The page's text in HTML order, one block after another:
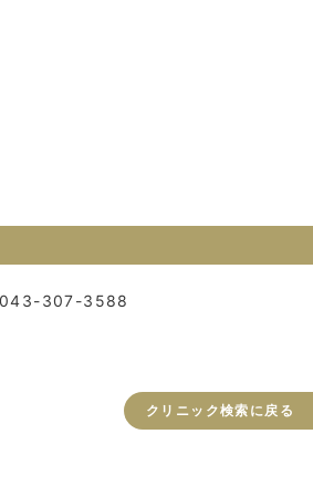
043-307-3588
クリニック検索に戻る